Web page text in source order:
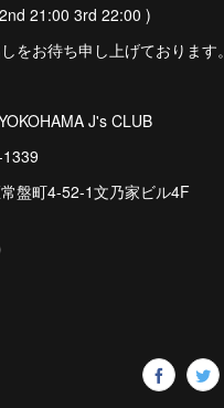
21:00 3rd 22:00 )
をお待ち申し上げております。
J's CLUB
盤町4-52-1文乃家ビル4F